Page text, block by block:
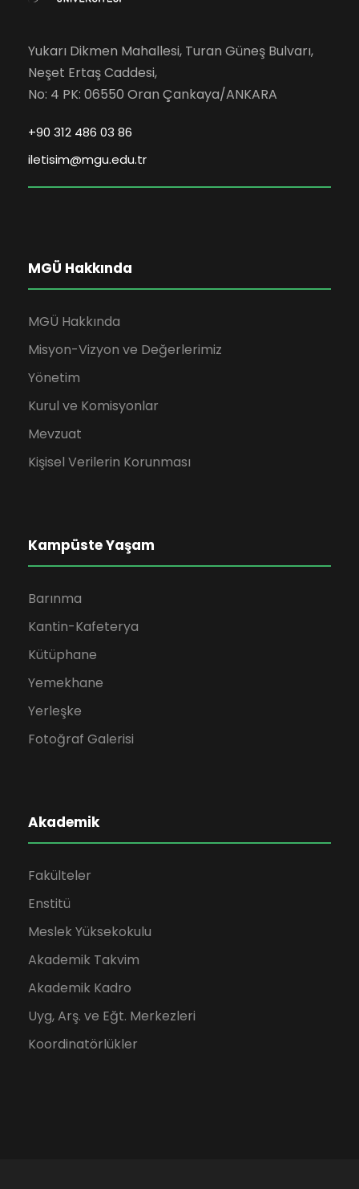
Yukarı Dikmen Mahallesi, Turan Güneş Bulvarı,
Neşet Ertaş Caddesi,
No: 4 PK: 06550 Oran Çankaya/ANKARA
+90 312 486 03 86
iletisim@mgu.edu.tr
MGÜ Hakkında
MGÜ Hakkında
Misyon-Vizyon ve Değerlerimiz
Yönetim
Kurul ve Komisyonlar
Mevzuat
Kişisel Verilerin Korunması
Kampüste Yaşam
Barınma
Kantin-Kafeterya
Kütüphane
Yemekhane
Yerleşke
Fotoğraf Galerisi
Akademik
Fakülteler
Enstitü
Meslek Yüksekokulu
Akademik Takvim
Akademik Kadro
Uyg, Arş. ve Eğt. Merkezleri
Koordinatörlükler